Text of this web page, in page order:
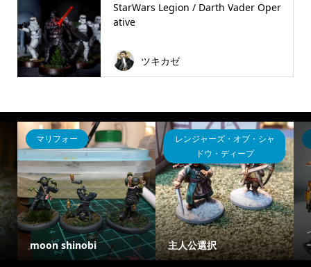
StarWars Legion / Darth Vader Oper
ative
ツキカゼ
マリフォー
moon shinobi
レンジャーズ・オブ・シャ
ドウ・ディープ
主人公選択